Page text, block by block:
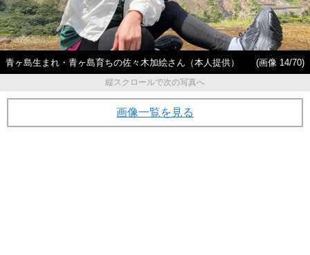
青ヶ島生まれ・青ヶ島育ちの佐々木加絵さん（本人提供）
(画像 14/70)
縦スクロールで次の写真へ
画像一覧を見る